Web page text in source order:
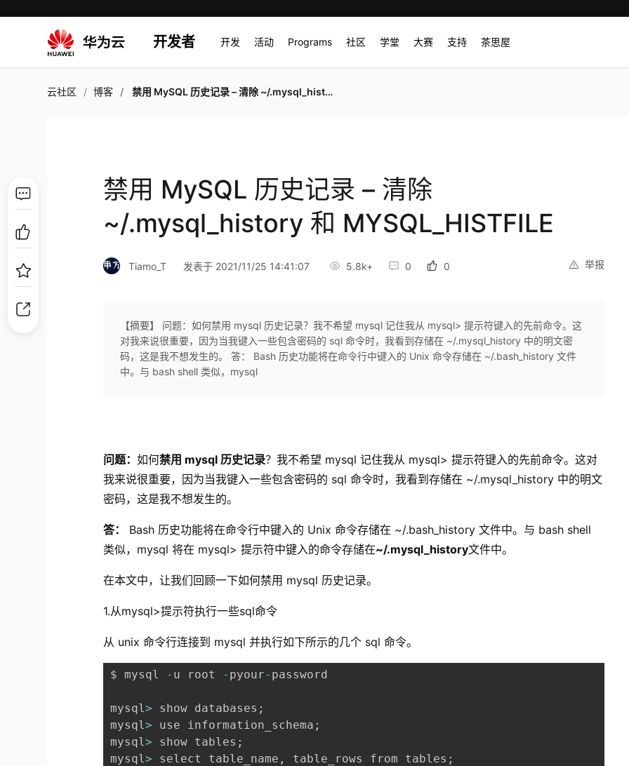
开发者 开发 活动 Programs 社区 学堂 大赛 支持 茶思屋
云社区 博客 禁用 MySQL 历史记录 – 清除 ~/.mysql_history 和 MYSQL_HISTFILE
禁用 MySQL 历史记录 – 清除
~/.mysql_history 和 MYSQL_HISTFILE
举报
Tiamo_T 发表于 2021/11/25 14:41:07 5.8k+ 0 0
【摘要】 问题：如何禁用 mysql 历史记录？我不希望 mysql 记住我从 mysql> 提示符键入的先前命令。这
对我来说很重要，因为当我键入一些包含密码的 sql 命令时，我看到存储在 ~/.mysql_history 中的明文密
码，这是我不想发生的。 答： Bash 历史功能将在命令行中键入的 Unix 命令存储在 ~/.bash_history 文件
中。与 bash shell 类似，mysql
问题：如何禁用 mysql 历史记录？我不希望 mysql 记住我从 mysql> 提示符键入的先前命令。这对
我来说很重要，因为当我键入一些包含密码的 sql 命令时，我看到存储在 ~/.mysql_history 中的明文
密码，这是我不想发生的。
答： Bash 历史功能将在命令行中键入的 Unix 命令存储在 ~/.bash_history 文件中。与 bash shell
类似，mysql 将在 mysql> 提示符中键入的命令存储在~/.mysql_history文件中。
在本文中，让我们回顾一下如何禁用 mysql 历史记录。
1.从mysql>提示符执行一些sql命令
从 unix 命令行连接到 mysql 并执行如下所示的几个 sql 命令。
$ mysql - u root - pyour- password
mysql> show databases ;
mysql> use information_schema ;
mysql> show tables ;
mysql> select table_name , table_rows from tables ;